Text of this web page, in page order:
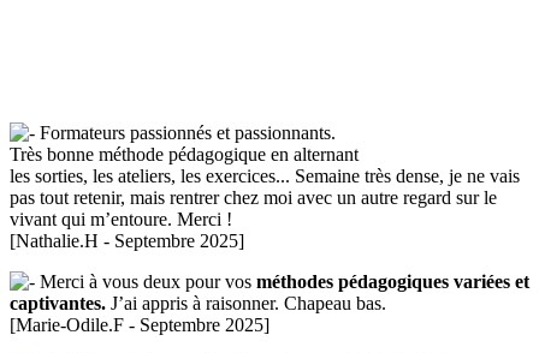
Formateurs passionnés et passionnants.
Très bonne méthode pédagogique en alternant
les sorties, les ateliers, les exercices... Semaine très dense, je ne vais
pas tout retenir, mais rentrer chez moi avec un autre regard sur le
vivant qui m’entoure. Merci !
[Nathalie.H - Septembre 2025]
Merci à vous deux pour vos méthodes pédagogiques variées et
captivantes. J’ai appris à raisonner. Chapeau bas.
[Marie-Odile.F - Septembre 2025]